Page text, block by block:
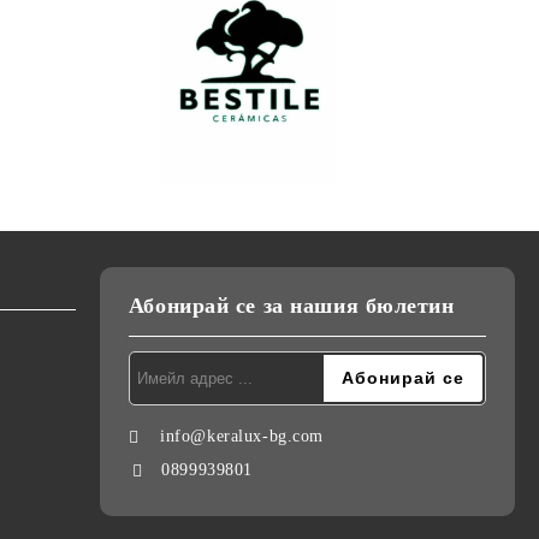
Абонирай се за нашия бюлетин
info@keralux-bg.com
0899939801